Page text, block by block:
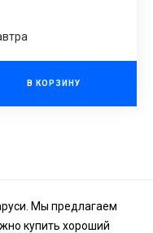
В КОРЗИНУ
Мы предлагаем
купить хороший